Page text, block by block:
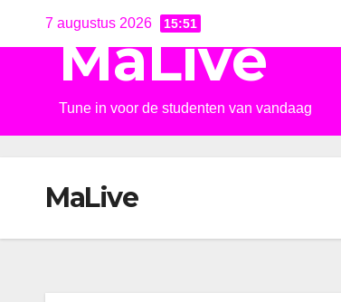
7 augustus 2026 15:51
MaLive
Tune in voor de studenten van vandaag
MaLive